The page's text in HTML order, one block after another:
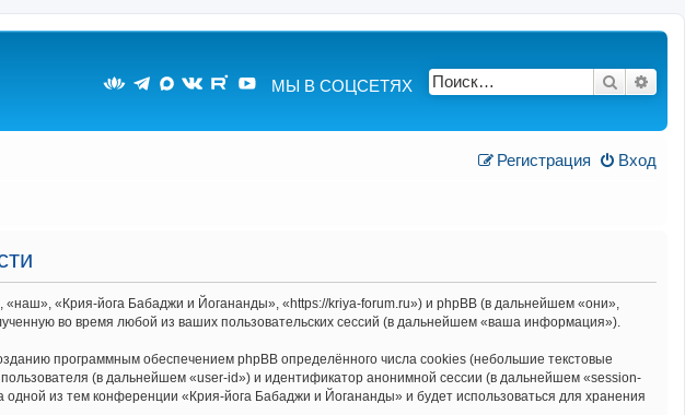
МЫ В СОЦСЕТЯХ Поиск
Вход
Регистрация
«Крия-йога Бабаджи и Йогананды», «https://kriya-forum.ru») и phpBB (в дальнейшем «они»,
во время любой из ваших пользовательских сессий (в дальнейшем «ваша информация»).
программным обеспечением phpBB определённого числа cookies (небольшие текстовые
(в дальнейшем «user-id») и идентификатор анонимной сессии (в дальнейшем «session-
из тем конференции «Крия-йога Бабаджи и Йогананды» и будет использоваться для хранения